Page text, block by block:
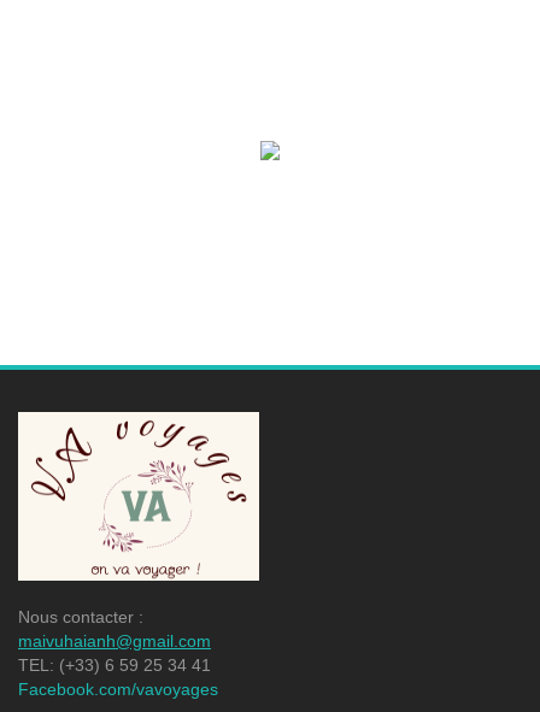
Nous contacter :
maivuhaianh@gmail.com
TEL: (+33) 6 59 25 34 41
Facebook.com/vavoyages